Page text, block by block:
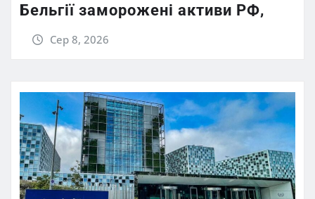
Бельгії заморожені активи РФ,
Сер 8, 2026